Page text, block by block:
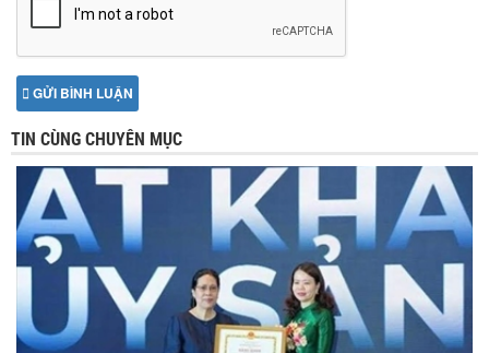
GỬI BÌNH LUẬN
TIN CÙNG CHUYÊN MỤC